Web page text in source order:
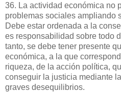
36. La actividad económica no
problemas sociales ampliando
Debe estar ordenada a la
es responsabilidad sobre todo
tanto, se debe tener presente
económica, a la que
riqueza, de la acción política,
conseguir la justicia mediante
graves desequilibrios.